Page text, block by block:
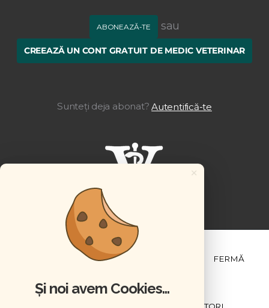
ABONEAZĂ-TE sau
CREEAZĂ UN CONT GRATUIT DE MEDIC VETERINAR
Sunteți deja abonat? Autentifică-te
ȘTIINȚĂ ȘI PRACTICĂ FERMĂ
×
Și noi avem Cookies...